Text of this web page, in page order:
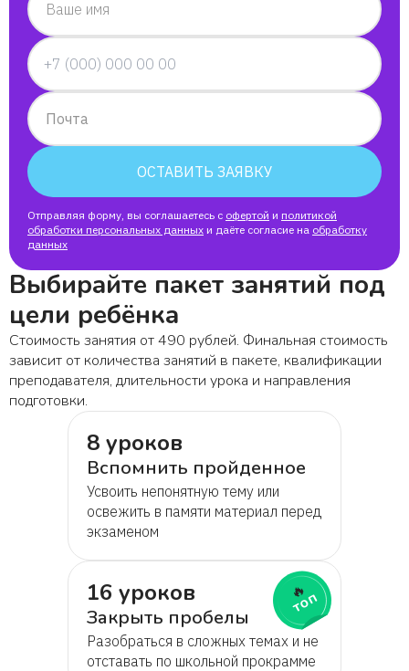
Ваше имя
Почта
ОСТАВИТЬ ЗАЯВКУ
Отправляя форму, вы соглашаетесь с офертой и политикой
обработки персональных данных и даёте согласие на обработку
данных
Выбирайте пакет занятий под
цели ребёнка
Стоимость занятия от 490 рублей. Финальная стоимость
зависит от количества занятий в пакете, квалификации
преподавателя, длительности урока и направления
подготовки.
8 уроков
Вспомнить пройденное
Усвоить непонятную тему или
освежить в памяти материал перед
экзаменом
16 уроков
Закрыть пробелы
Разобраться в сложных темах и не
отставать по школьной прокрамме
🔥
топ